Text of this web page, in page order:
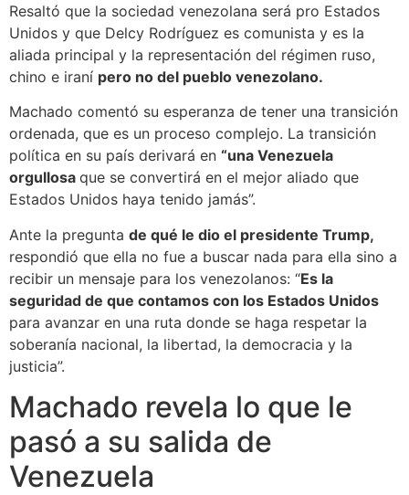
Resaltó que la sociedad venezolana será pro Estados
Unidos y que Delcy Rodríguez es comunista y es la
aliada principal y la representación del régimen ruso,
chino e iraní pero no del pueblo venezolano.
Machado comentó su esperanza de tener una transición
ordenada, que es un proceso complejo. La transición
política en su país derivará en “una Venezuela
orgullosa que se convertirá en el mejor aliado que
Estados Unidos haya tenido jamás”.
Ante la pregunta de qué le dio el presidente Trump,
respondió que ella no fue a buscar nada para ella sino a
recibir un mensaje para los venezolanos: “Es la
seguridad de que contamos con los Estados Unidos
para avanzar en una ruta donde se haga respetar la
soberanía nacional, la libertad, la democracia y la
justicia”.
Machado revela lo que le
pasó a su salida de
Venezuela